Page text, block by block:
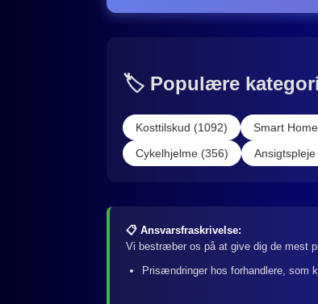
🏷️ Populære
Kosttilskud (1092) Smart
Cykelhjelme (356)
📋 Ansvarsfraskrivelse:
Vi bestræber os på at give dig de mest
Prisændringer hos forhandlere, som